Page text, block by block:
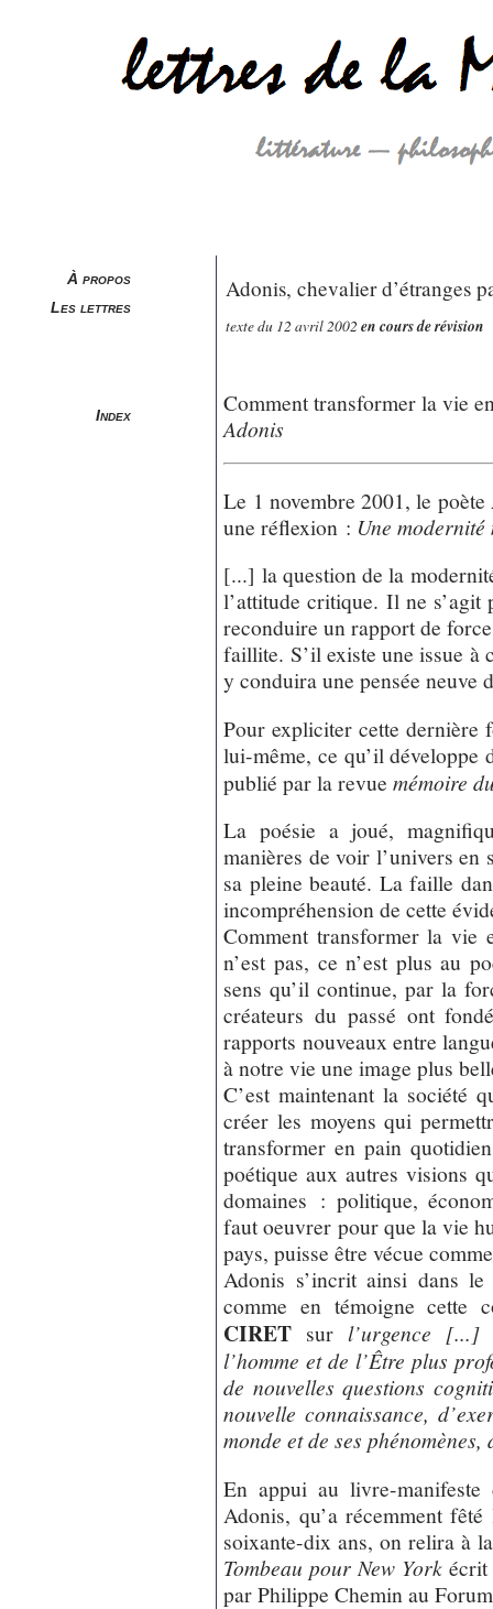
À propos
Les lettres
Index
Adonis, chevalier d’étranges
texte du 12 avril 2002en cours de révision
Comment transformer la vie
Adonis
Le 1 novembre 2001, le
une réflexion : Une modernité
[...] la question de la
l’attitude critique. Il ne s’agit
reconduire un rapport de
faillite. S’il existe une issue à
y conduira une pensée neuve
Pour expliciter cette dernière
lui-même, ce qu’il développe
publié par la revuemémoire
La poésie a joué,
manières de voir l’univers en
sa pleine beauté. La faille
incompréhension de cette
Comment transformer la vie
n’est pas, ce n’est plus au
sens qu’il continue, par la
créateurs du passé ont
rapports nouveaux entre
à notre vie une image plus
C’est maintenant la société
créer les moyens qui
transformer en pain
poétique aux autres visions
domaines : politique,
faut oeuvrer pour que la vie
pays, puisse être vécue
Adonis s’incrit ainsi dans
comme en témoigne cette
CIRET surl’urgence [...]
l’homme et de l’Être plus
de nouvelles questions
nouvelle connaissance,
monde et de ses
En appui au livre-manifeste
Adonis, qu’a récemment
soixante-dix ans, on relira à
Tombeau pour New York écrit
par Philippe Chemin au